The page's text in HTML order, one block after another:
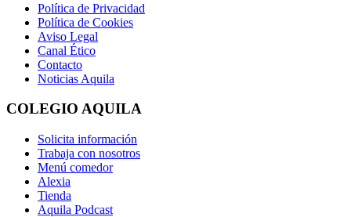
Política de Privacidad
Política de Cookies
Aviso Legal
Canal Ético
Contacto
Noticias Aquila
COLEGIO AQUILA
Solicita información
Trabaja con nosotros
Menú comedor
Alexia
Tienda
Aquila Podcast